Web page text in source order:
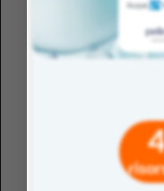
online valgono le
dignità che
diverse forme di
riconoscendo la
costruire una
sull’ascolto,